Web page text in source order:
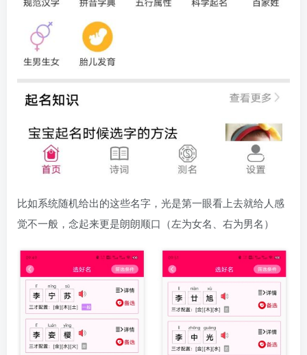
比如系统随机给出的这些名字，光是第一眼看上去就给人感
觉不一般，念起来更是朗朗顺口（左为女名、右为男名）